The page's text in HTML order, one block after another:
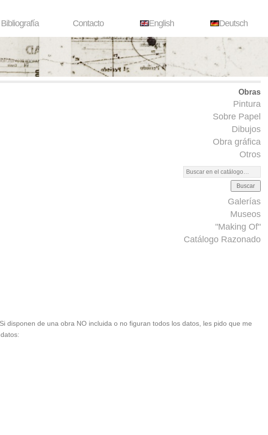
Bibliografía Contacto English Deutsch
Obras
Pintura
Sobre Papel
Dibujos
Obra gráfica
Otros
Buscar
Galerías
Museos
"Making Of"
Catálogo Razonado
disponen de una obra NO incluida o no figuran todos los datos, les pido que me